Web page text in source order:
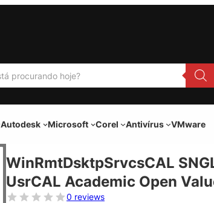
Autodesk Microsoft Corel Antivírus VMware
WinRmtDsktpSrvcsCAL
UsrCAL Academic Open
0 reviews